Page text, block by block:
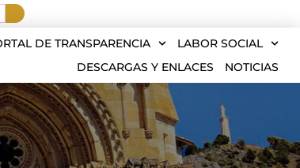
DE TRANSPARENCIA
LABOR SOCIAL
DESCARGAS Y ENLACES
NOTICIAS